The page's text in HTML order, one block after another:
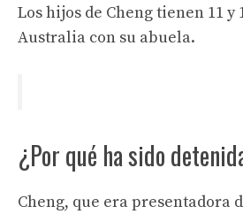
Los hijos de Cheng tienen 11 y
Australia con su abuela.
¿Por qué ha sido
Cheng, que era presentadora